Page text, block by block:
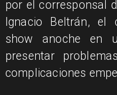
por el corresponsal
Ignacio Beltrán, el
show anoche en
presentar
complicaciones